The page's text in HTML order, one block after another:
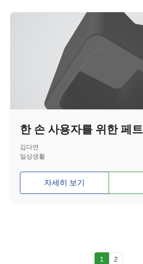
김다연
일상생활
자세히 보기
1 2